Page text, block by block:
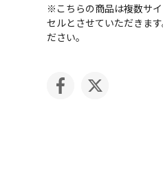
※こちらの商品は複数サ
セルとさせていただきま
ださい。